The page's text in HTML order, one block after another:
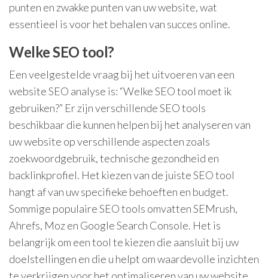
punten en zwakke punten van uw website, wat
essentieel is voor het behalen van succes online.
Welke SEO tool?
Een veelgestelde vraag bij het uitvoeren van een
website SEO analyse is: “Welke SEO tool moet ik
gebruiken?” Er zijn verschillende SEO tools
beschikbaar die kunnen helpen bij het analyseren van
uw website op verschillende aspecten zoals
zoekwoordgebruik, technische gezondheid en
backlinkprofiel. Het kiezen van de juiste SEO tool
hangt af van uw specifieke behoeften en budget.
Sommige populaire SEO tools omvatten SEMrush,
Ahrefs, Moz en Google Search Console. Het is
belangrijk om een tool te kiezen die aansluit bij uw
doelstellingen en die u helpt om waardevolle inzichten